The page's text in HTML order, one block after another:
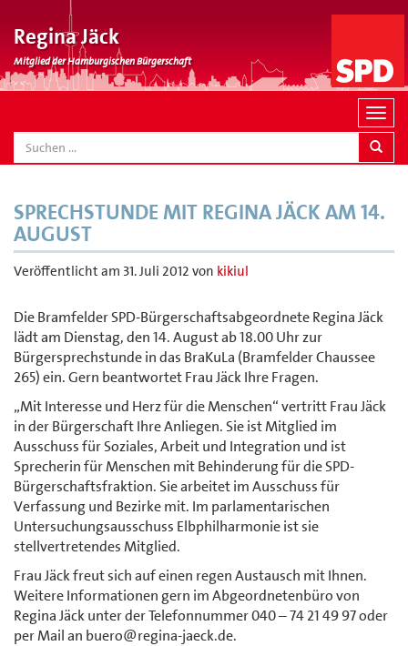
Regina Jäck
Mitglied der Hamburgischen Bürgerschaft
N
a
v
a
SEARCH
SPRECHSTUNDE MIT REGINA JÄCK AM 14.
AUGUST
Veröffentlicht am 31. Juli 2012 von kikiul
Die Bramfelder SPD-Bürgerschaftsabgeordnete Regina Jäck
lädt am Dienstag, den 14. August ab 18.00 Uhr zur
Bürgersprechstunde in das BraKuLa (Bramfelder Chaussee
265) ein. Gern beantwortet Frau Jäck Ihre Fragen.
„Mit Interesse und Herz für die Menschen“ vertritt Frau Jäck
in der Bürgerschaft Ihre Anliegen. Sie ist Mitglied im
Ausschuss für Soziales, Arbeit und Integration und ist
Sprecherin für Menschen mit Behinderung für die SPD-
Bürgerschaftsfraktion. Sie arbeitet im Ausschuss für
Verfassung und Bezirke mit. Im parlamentarischen
Untersuchungsausschuss Elbphilharmonie ist sie
stellvertretendes Mitglied.
Frau Jäck freut sich auf einen regen Austausch mit Ihnen.
Weitere Informationen gern im Abgeordnetenbüro von
Regina Jäck unter der Telefonnummer 040 – 74 21 49 97 oder
per Mail an buero@regina-jaeck.de.